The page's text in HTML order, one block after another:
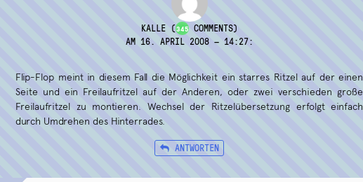
KALLE (345COMMENTS)
AM 16. APRIL 2008 — 14:27:
Flip-Flop meint in diesem Fall die Möglichkeit ein starres Ritzel auf der einen
Seite und ein Freilaufritzel auf der Anderen, oder zwei verschieden große
Freilaufritzel zu montieren. Wechsel der Ritzelübersetzung erfolgt einfach
durch Umdrehen des Hinterrades.
ANTWORTEN